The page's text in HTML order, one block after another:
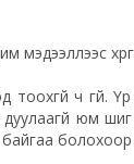
мэдээллээс
ч үгүй. Үр
дуулаагүй юм
болохоор